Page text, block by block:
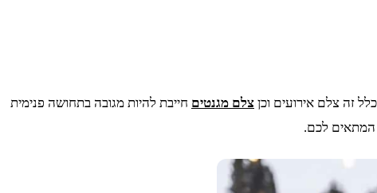
זה צלם אירועים וכן צלם מגנטים חייבת להיות מגובה בתחושה פנימית
המתאים לכם.